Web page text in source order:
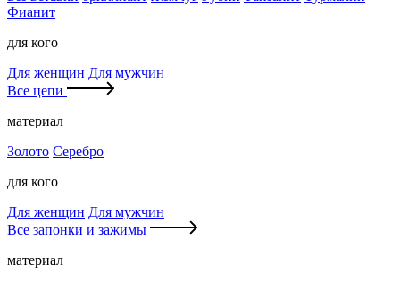
Фианит
для кого
Для женщин Для мужчин
Все цепи
материал
Золото Серебро
для кого
Для женщин Для мужчин
Все запонки и зажимы
материал